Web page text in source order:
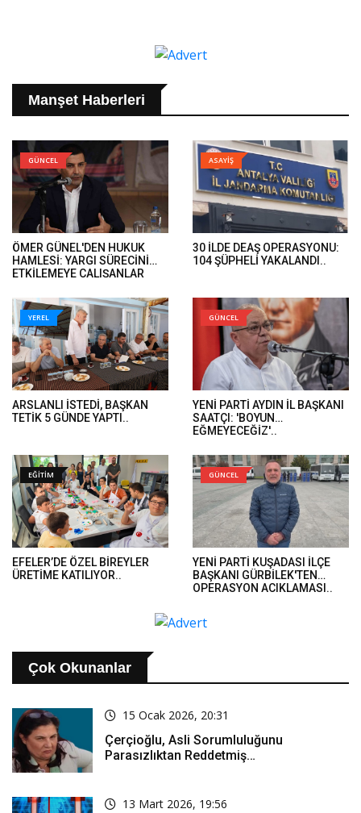
Manşet Haberleri
GÜNCEL
ÖMER GÜNEL'DEN HUKUK
HAMLESİ: YARGI SÜRECİNİ
ETKİLEMEYE ÇALIŞANLAR
VERECEK..
ASAYİŞ
30 İLDE DEAŞ OPERASYONU:
104 ŞÜPHELİ YAKALANDI..
YEREL
ARSLANLI İSTEDİ, BAŞKAN
TETİK 5 GÜNDE YAPTI..
GÜNCEL
YENİ PARTİ AYDIN İL BAŞKANI
SAATÇI: 'BOYUN
EĞMEYECEĞİZ'..
EĞİTİM
EFELER’DE ÖZEL BİREYLER
ÜRETİME KATILIYOR..
GÜNCEL
YENİ PARTİ KUŞADASI İLÇE
BAŞKANI GÜRBİLEK'TEN
OPERASYON AÇIKLAMASI..
Çok Okunanlar
15 Ocak 2026, 20:31
Çerçioğlu, Asli Sorumluluğunu
Parasızlıktan Reddetmiş…
13 Mart 2026, 19:56